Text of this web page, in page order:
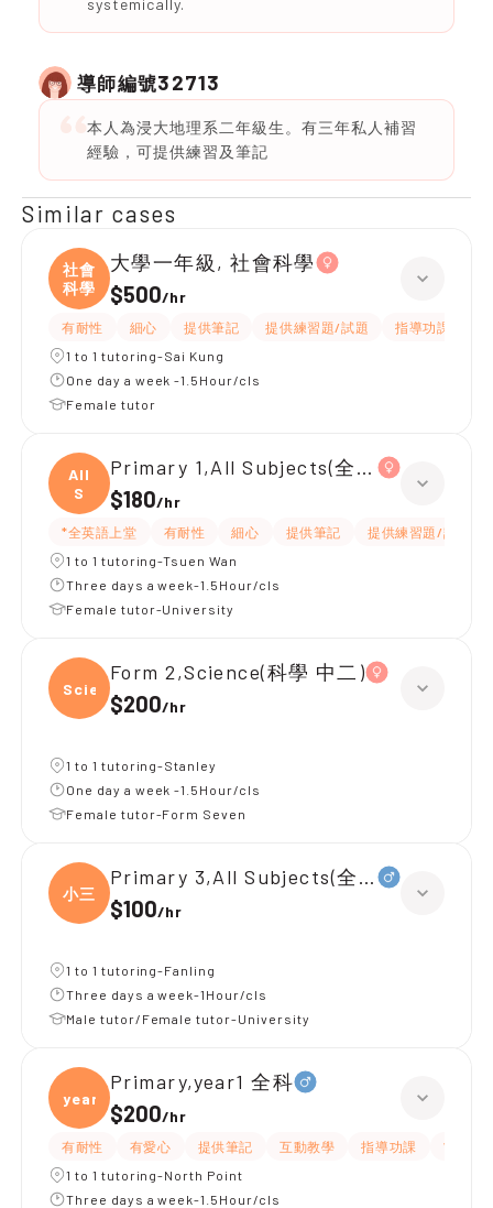
systemically.
導師編號32713
本人為浸大地理系二年級生。有三年私人補習
經驗，可提供練習及筆記
Similar cases
社會
科學
大學一年級, 社會科學
$500/hr
有耐性 細心 提供筆記 提供練習題/試題 指導功課
1 to 1 tutoring-Sai Kung
One day a week -1.5Hour/cls
Female tutor
All
S
Primary 1,All Subjects(全英上堂)
$180/hr
*全英語上堂 有耐性 細心 提供筆記
提供練習題/試題
1 to 1 tutoring-Tsuen Wan
Three days a week-1.5Hour/cls
Female tutor-University
Scien
Form 2,Science(科學 中二)
$200/hr
1 to 1 tutoring-Stanley
One day a week -1.5Hour/cls
Female tutor-Form Seven
小三
Primary 3,All Subjects(全科，小三，D)
$100/hr
1 to 1 tutoring-Fanling
Three days a week-1Hour/cls
Male tutor/Female tutor-University
year1
Primary,year1 全科
$200/hr
有耐性 有愛心 提供筆記 互動教學 指導功課
1 to 1 tutoring-North Point
Three days a week-1.5Hour/cls